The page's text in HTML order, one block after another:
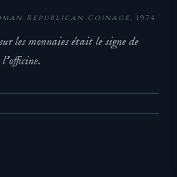
Republican Coinage, 1974
les monnaies était le signe de
l'officine.